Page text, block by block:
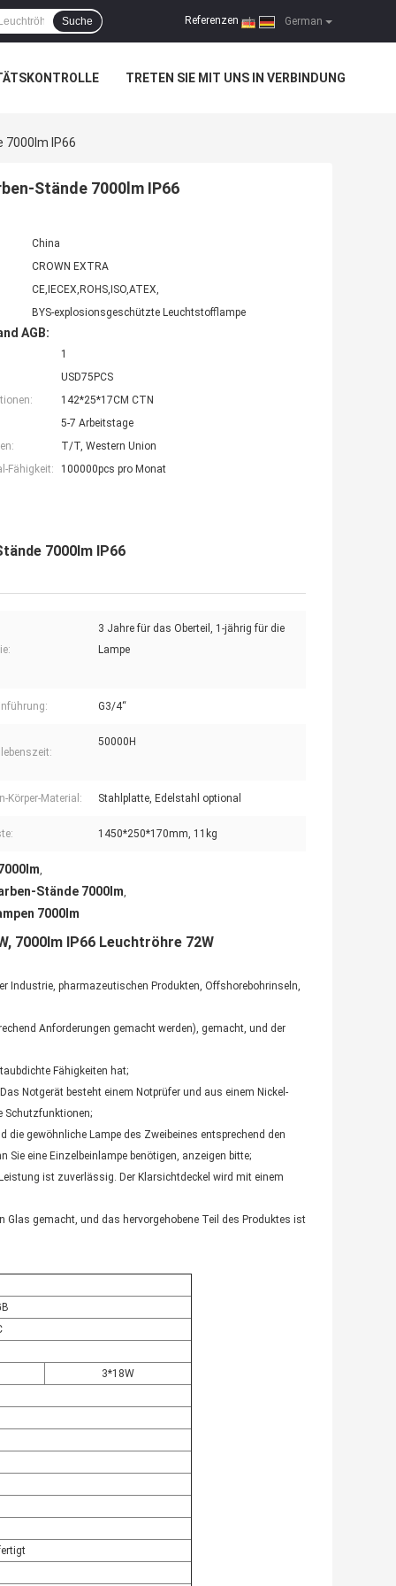
German
Referenzen |
Suche
TRETEN SIE MIT UNS IN VERBINDUNG
7000lm IP66
Stände 7000lm IP66
China
CROWN EXTRA
CE,IECEX,ROHS,ISO,ATEX,
BYS-explosionsgeschützte Leuchtstofflampe
AGB:
1
USD75PCS
142*25*17CM CTN
5-7 Arbeitstage
T/T, Western Union
Fähigkeit:
100000pcs pro Monat
7000lm IP66
3 Jahre für das Oberteil, 1-jährig für die
Lampe
G3/4“
50000H
Körper-Material: Stahlplatte, Edelstahl optional
1450*250*170mm, 11kg
,
Stände 7000lm,
7000lm
7000lm IP66 Leuchtröhre 72W
Industrie, pharmazeutischen Produkten, Offshorebohrinseln,
Anforderungen gemacht werden), gemacht, und der
Fähigkeiten hat;
Notgerät besteht einem Notprüfer und aus einem Nickel-
Schutzfunktionen;
gewöhnliche Lampe des Zweibeines entsprechend den
eine Einzelbeinlampe benötigen, anzeigen bitte;
ist zuverlässig. Der Klarsichtdeckel wird mit einem
Glas gemacht, und das hervorgehobene Teil des Produktes ist
3*18W